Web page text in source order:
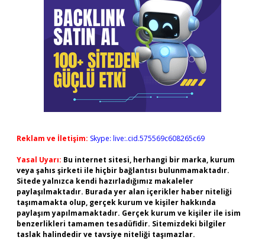
Reklam ve İletişim: Skype: live:.cid.575569c608265c69
Yasal Uyarı: Bu internet sitesi, herhangi bir marka, kurum
veya şahıs şirketi ile hiçbir bağlantısı bulunmamaktadır.
Sitede yalnızca kendi hazırladığımız makaleler
paylaşılmaktadır. Burada yer alan içerikler haber niteliği
taşımamakta olup, gerçek kurum ve kişiler hakkında
paylaşım yapılmamaktadır. Gerçek kurum ve kişiler ile isim
benzerlikleri tamamen tesadüfidir. Sitemizdeki bilgiler
taslak halindedir ve tavsiye niteliği taşımazlar.